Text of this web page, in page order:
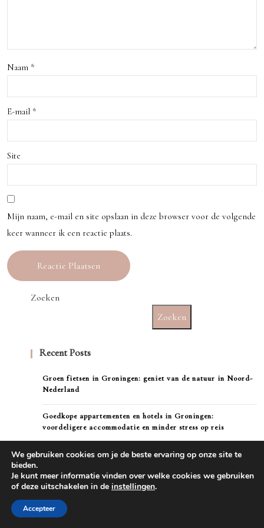
Naam *
E-mail *
Site
Mijn naam, e-mail en site opslaan in deze browser voor de volgende
keer wanneer ik een reactie plaats.
Zoeken
Zoeken
Recent Posts
Groen fietsen in Groningen: geniet van de natuur in Noord-
Nederland
Goedkope appartementen en hotels in Groningen:
voordeligere accommodatie en minder stress op reis
De mooiste stadsparken van Groningen: ideaal om bloemen te
Winkelroute Groningen: ontdek de trendy buurten en unieke
winkels van de stad
We gebruiken cookies om je de beste ervaring op onze site te
bieden.
Je kunt meer informatie vinden over welke cookies we gebruiken
of deze uitschakelen in de instellingen.
Accepteer